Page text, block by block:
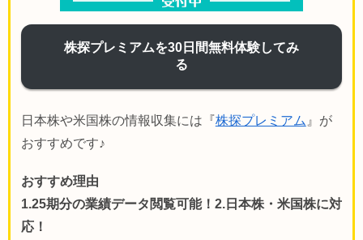
株探プレミアムを30日間無料体験してみ
る
日本株や米国株の情報収集には『株探プレミアム 』が
おすすめです♪
おすすめ理由
1.25期分の業績データ閲覧可能！2.日本株・米国株に対
応！